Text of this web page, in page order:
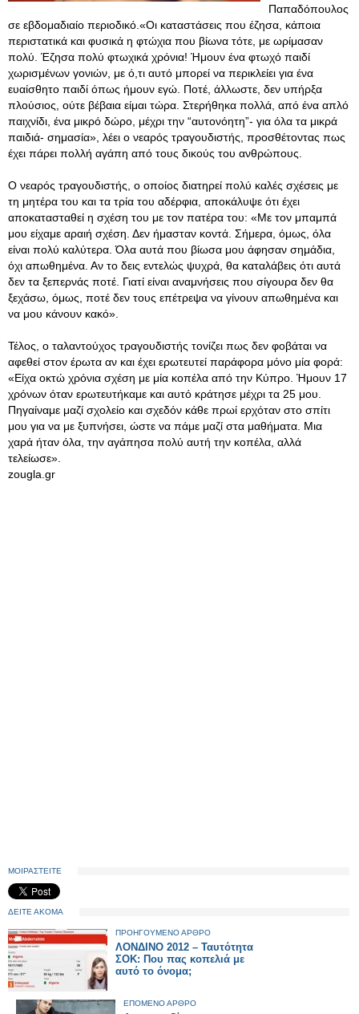
Παπαδόπουλος
σε εβδομαδιαίο περιοδικό.«Οι καταστάσεις που έζησα, κάποια
περιστατικά και φυσικά η φτώχια που βίωνα τότε, με ωρίμασαν
πολύ. Έζησα πολύ φτωχικά χρόνια! Ήμουν ένα φτωχό παιδί
χωρισμένων γονιών, με ό,τι αυτό μπορεί να περικλείει για ένα
ευαίσθητο παιδί όπως ήμουν εγώ. Ποτέ, άλλωστε, δεν υπήρξα
πλούσιος, ούτε βέβαια είμαι τώρα. Στερήθηκα πολλά, από ένα απλό
παιχνίδι, ένα μικρό δώρο, μέχρι την “αυτονόητη”- για όλα τα μικρά
παιδιά- σημασία», λέει ο νεαρός τραγουδιστής, προσθέτοντας πως
έχει πάρει πολλή αγάπη από τους δικούς του ανθρώπους.
Ο νεαρός τραγουδιστής, ο οποίος διατηρεί πολύ καλές σχέσεις με
τη μητέρα του και τα τρία του αδέρφια, αποκάλυψε ότι έχει
αποκατασταθεί η σχέση του με τον πατέρα του: «Με τον μπαμπά
μου είχαμε αραιή σχέση. Δεν ήμασταν κοντά. Σήμερα, όμως, όλα
είναι πολύ καλύτερα. Όλα αυτά που βίωσα μου άφησαν σημάδια,
όχι απωθημένα. Αν το δεις εντελώς ψυχρά, θα καταλάβεις ότι αυτά
δεν τα ξεπερνάς ποτέ. Γιατί είναι αναμνήσεις που σίγουρα δεν θα
ξεχάσω, όμως, ποτέ δεν τους επέτρεψα να γίνουν απωθημένα και
να μου κάνουν κακό».
Τέλος, ο ταλαντούχος τραγουδιστής τονίζει πως δεν φοβάται να
αφεθεί στον έρωτα αν και έχει ερωτευτεί παράφορα μόνο μία φορά:
«Είχα οκτώ χρόνια σχέση με μία κοπέλα από την Κύπρο. Ήμουν 17
χρόνων όταν ερωτευτήκαμε και αυτό κράτησε μέχρι τα 25 μου.
Πηγαίναμε μαζί σχολείο και σχεδόν κάθε πρωί ερχόταν στο σπίτι
μου για να με ξυπνήσει, ώστε να πάμε μαζί στα μαθήματα. Μια
χαρά ήταν όλα, την αγάπησα πολύ αυτή την κοπέλα, αλλά
τελείωσε».
zougla.gr
ΜΟΙΡΑΣΤΕΙΤΕ
ΔΕΙΤΕ ΑΚΟΜΑ
ΠΡΟΗΓΟΥΜΕΝΟ ΑΡΘΡΟ
ΛΟΝΔΙΝΟ 2012 – Ταυτότητα
ΣΟΚ: Που πας κοπελιά με
αυτό το όνομα;
ΕΠΟΜΕΝΟ ΑΡΘΡΟ